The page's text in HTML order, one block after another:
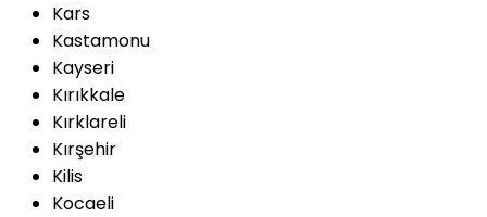
Kars
Kastamonu
Kayseri
Kırıkkale
Kırklareli
Kırşehir
Kilis
Kocaeli